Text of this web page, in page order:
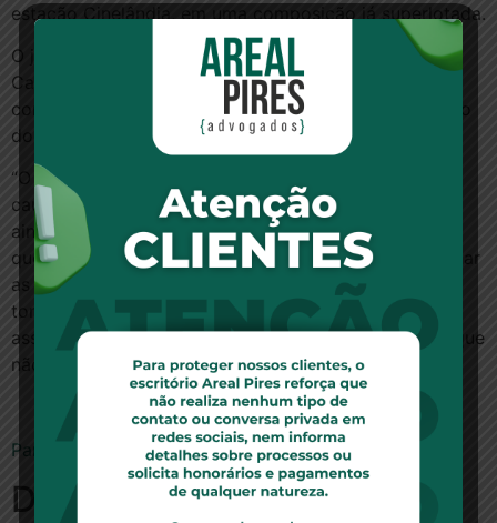
estação Cinelândia, em uma composição já superlotada.
O juiz Mauro Nicolau Junior, da 48ª Vara Cível da
Capital, em sua decisão, destacou a demora da
concessionária em resolver a questão da superlotação
dos trens.
“O Metrô Rio responde objetivamente pelos danos
causados a seus passageiros. A situação se agrava
ainda mais com a superlotação repetida
quotidianamente. A concessionária nada faz para evitar
as lesões a seus passageiros. Da mesma forma, não
toma qualquer providência quanto à utilização dos
assentos reservados aos idosos por outras pessoas que
não tenham tal direito”, ressaltou o magistrado.
Para ler esta notícia no portal G1, clique aqui.
Deixe um comentário